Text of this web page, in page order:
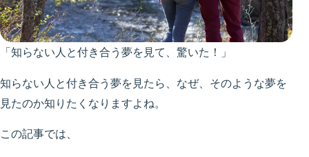
「知らない人と付き合う夢を見て、驚いた！」
知らない人と付き合う夢を見たら、なぜ、そのような夢を
見たのか知りたくなりますよね。
この記事では、